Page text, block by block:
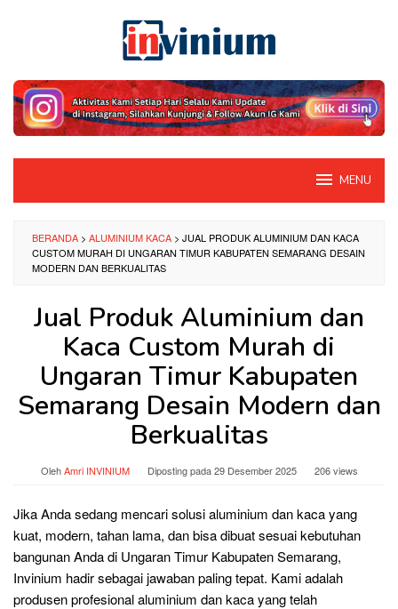
MENU
BERANDA > ALUMINIUM KACA > JUAL PRODUK ALUMINIUM DAN KACA
CUSTOM MURAH DI UNGARAN TIMUR KABUPATEN SEMARANG DESAIN
MODERN DAN BERKUALITAS
Jual Produk Aluminium dan
Kaca Custom Murah di
Ungaran Timur Kabupaten
Semarang Desain Modern dan
Berkualitas
OlehAmri INVINIUM Diposting pada29 Desember 2025 206 views
Jika Anda sedang mencari solusi aluminium dan kaca yang
kuat, modern, tahan lama, dan bisa dibuat sesuai kebutuhan
bangunan Anda di Ungaran Timur Kabupaten Semarang,
Invinium hadir sebagai jawaban paling tepat. Kami adalah
produsen profesional aluminium dan kaca yang telah